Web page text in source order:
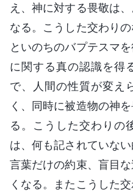
え、神に対する畏敬は
なる。こうした交わり
といのちのバプテスマ
に関する真の認識を得
で、人間の性質が変え
く、同時に被造物の神
る。こうした交わりの
は、何も記されていな
言葉だけの約束、盲目
くなる。またこうした